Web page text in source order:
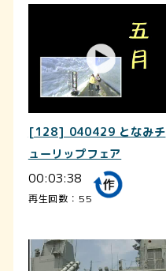
[128] 040429 となみチ
ューリップフェア
00:03:38
再生回数：55